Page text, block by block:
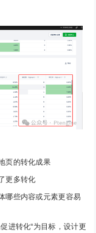
页的转化成果
更多转化
哪些内容或元素更容易
进转化“为目标，设计更